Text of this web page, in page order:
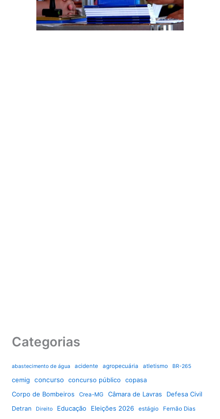
Categorias
abastecimento de água acidente agropecuária atletismo BR-265
cemig concurso concurso público
copasa
Corpo de Bombeiros
Crea-MG Câmara de Lavras Defesa Civil
Detran Direito Educação Eleições 2026 estágio Fernão Dias